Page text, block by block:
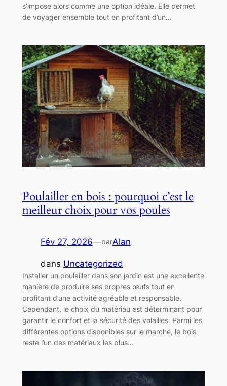
s’impose alors comme une option idéale. Elle permet
de voyager ensemble tout en profitant d’un…
Poulailler en bois : pourquoi c’est le
meilleur choix pour vos poules
Fév 27, 2026—parAlan
dans Uncategorized
Installer un poulailler dans son jardin est une excellente
manière de produire ses propres œufs tout en
profitant d’une activité agréable et responsable.
Cependant, le choix du matériau est déterminant pour
garantir le confort et la sécurité des volailles. Parmi les
différentes options disponibles sur le marché, le bois
reste l’un des matériaux les plus…